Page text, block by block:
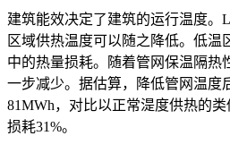
建筑能效决定了建筑的运行温度。
区域供热温度可以随之降低。低温
中的热量损耗。随着管网保温隔热
一步减少。据估算，降低管网温度
81MWh，对比以正常湜度供热的
损耗31%。